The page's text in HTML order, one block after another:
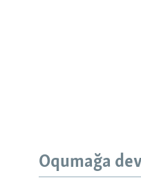
Oqumağa